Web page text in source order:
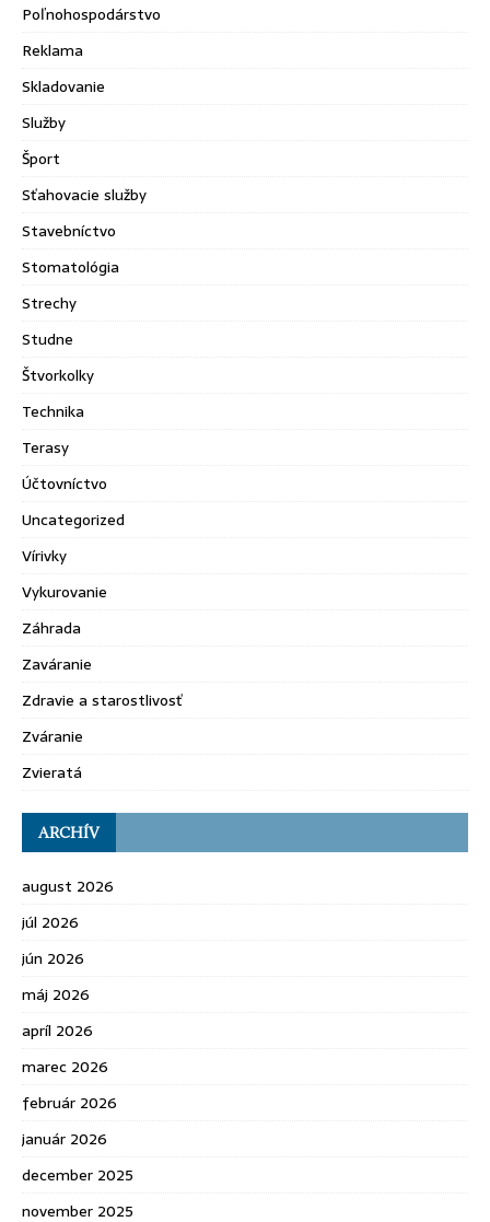
Poľnohospodárstvo
Reklama
Skladovanie
Služby
Šport
Sťahovacie služby
Stavebníctvo
Stomatológia
Strechy
Studne
Štvorkolky
Technika
Terasy
Účtovníctvo
Uncategorized
Vírivky
Vykurovanie
Záhrada
Zaváranie
Zdravie a starostlivosť
Zváranie
Zvieratá
ARCHÍV
august 2026
júl 2026
jún 2026
máj 2026
apríl 2026
marec 2026
február 2026
január 2026
december 2025
november 2025